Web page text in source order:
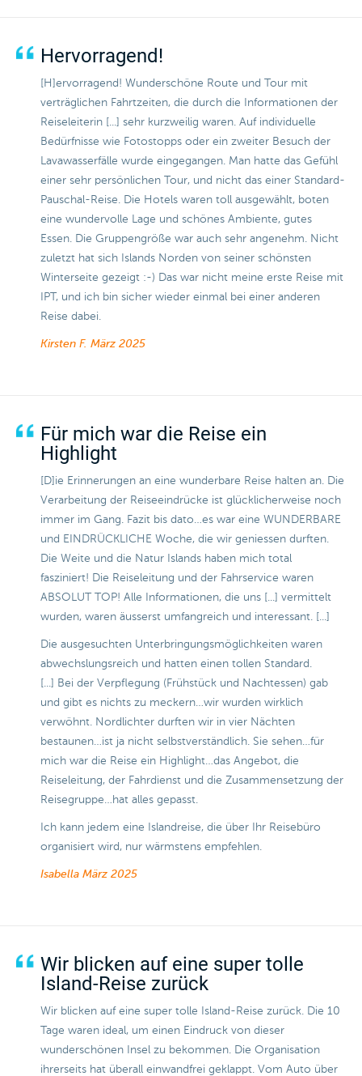
Hervorragend!
[H]ervorragend! Wunderschöne Route und Tour mit
verträglichen Fahrtzeiten, die durch die Informationen der
Reiseleiterin [...] sehr kurzweilig waren. Auf individuelle
Bedürfnisse wie Fotostopps oder ein zweiter Besuch der
Lavawasserfälle wurde eingegangen. Man hatte das Gefühl
einer sehr persönlichen Tour, und nicht das einer Standard-
Pauschal-Reise. Die Hotels waren toll ausgewählt, boten
eine wundervolle Lage und schönes Ambiente, gutes
Essen. Die Gruppengröße war auch sehr angenehm. Nicht
zuletzt hat sich Islands Norden von seiner schönsten
Winterseite gezeigt :-) Das war nicht meine erste Reise mit
IPT, und ich bin sicher wieder einmal bei einer anderen
Reise dabei.
Kirsten F. März 2025
Für mich war die Reise ein
Highlight
[D]ie Erinnerungen an eine wunderbare Reise halten an. Die
Verarbeitung der Reiseeindrücke ist glücklicherweise noch
immer im Gang. Fazit bis dato…es war eine WUNDERBARE
und EINDRÜCKLICHE Woche, die wir geniessen durften.
Die Weite und die Natur Islands haben mich total
fasziniert! Die Reiseleitung und der Fahrservice waren
ABSOLUT TOP! Alle Informationen, die uns [...] vermittelt
wurden, waren äusserst umfangreich und interessant. [...]
Die ausgesuchten Unterbringungsmöglichkeiten waren
abwechslungsreich und hatten einen tollen Standard.
[...] Bei der Verpflegung (Frühstück und Nachtessen) gab
und gibt es nichts zu meckern…wir wurden wirklich
verwöhnt. Nordlichter durften wir in vier Nächten
bestaunen…ist ja nicht selbstverständlich. Sie sehen…für
mich war die Reise ein Highlight…das Angebot, die
Reiseleitung, der Fahrdienst und die Zusammensetzung der
Reisegruppe…hat alles gepasst.
Ich kann jedem eine Islandreise, die über Ihr Reisebüro
organisiert wird, nur wärmstens empfehlen.
Isabella März 2025
Wir blicken auf eine super tolle
Island-Reise zurück
Wir blicken auf eine super tolle Island-Reise zurück. Die 10
Tage waren ideal, um einen Eindruck von dieser
wunderschönen Insel zu bekommen. Die Organisation
ihrerseits hat überall einwandfrei geklappt. Vom Auto über